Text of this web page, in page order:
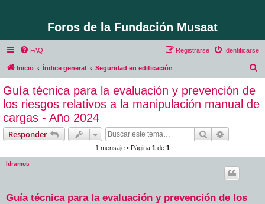
Foros de la Fundación Musaat
FAQ Identificarse
Registrarse
Inicio Índice general Seguridad en edificación
c
Guía técnica para la evaluación y prevención de
los riesgos relativos a la manipulación manual de
cargas - Año 2024
Responder Buscar
1 mensaje • Página 1 de 1
ldramos
Guía técnica para la evaluación y prevención de los